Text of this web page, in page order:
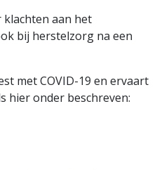
aan het
bij herstelzorg na een
met COVID-19 en ervaart
hier onder beschreven: